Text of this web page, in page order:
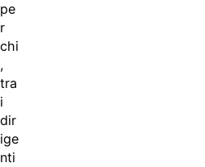
pe
r
chi
,
tra
i
dir
ige
nti